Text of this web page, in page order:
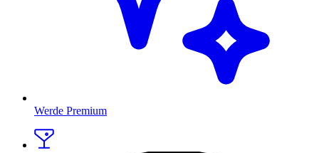
Werde Premium